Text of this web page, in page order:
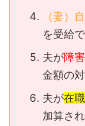
（妻）
を受給
夫が障
金額の
夫が在
加算さ